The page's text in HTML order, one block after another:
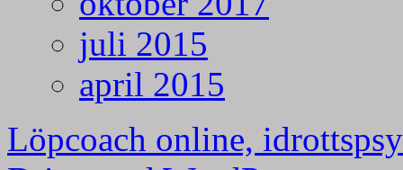
juli 2015
april 2015
Löpcoach online,